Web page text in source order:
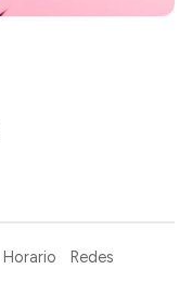
Horario
Redes